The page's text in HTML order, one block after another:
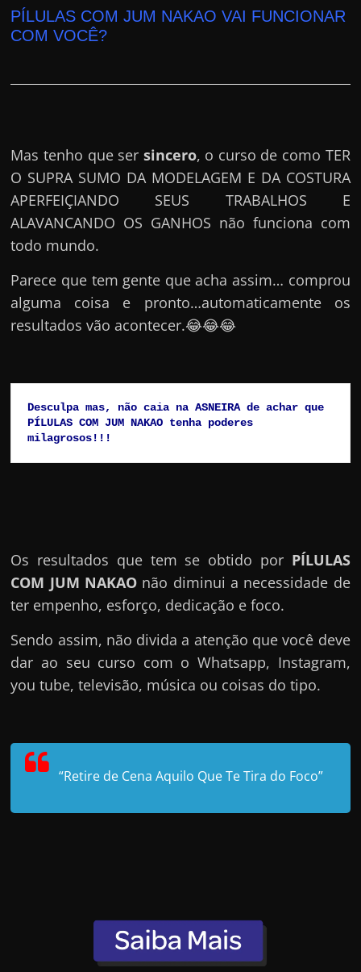
PÍLULAS COM JUM NAKAO VAI FUNCIONAR
COM VOCÊ?
Mas tenho que ser sincero, o curso de como TER
O SUPRA SUMO DA MODELAGEM E DA COSTURA
APERFEIÇIANDO SEUS TRABALHOS E
ALAVANCANDO OS GANHOS não funciona com
todo mundo.
Parece que tem gente que acha assim… comprou
alguma coisa e pronto…automaticamente os
resultados vão acontecer.😂😂😂
Desculpa mas, não caia na ASNEIRA de achar que
PÍLULAS COM JUM NAKAO tenha poderes
milagrosos!!!
Os resultados que tem se obtido por PÍLULAS
COM JUM NAKAO não diminui a necessidade de
ter empenho, esforço, dedicação e foco.
Sendo assim, não divida a atenção que você deve
dar ao seu curso com o Whatsapp, Instagram,
you tube, televisão, música ou coisas do tipo.
“Retire de Cena Aquilo Que Te Tira do Foco”